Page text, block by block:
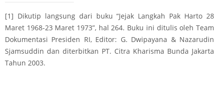
[1] Dikutip langsung dari buku “Jejak Langkah Pak Harto 28
Maret 1968-23 Maret 1973”, hal 264. Buku ini ditulis oleh Team
Dokumentasi Presiden RI, Editor: G. Dwipayana & Nazarudin
Sjamsuddin dan diterbitkan PT. Citra Kharisma Bunda Jakarta
Tahun 2003.